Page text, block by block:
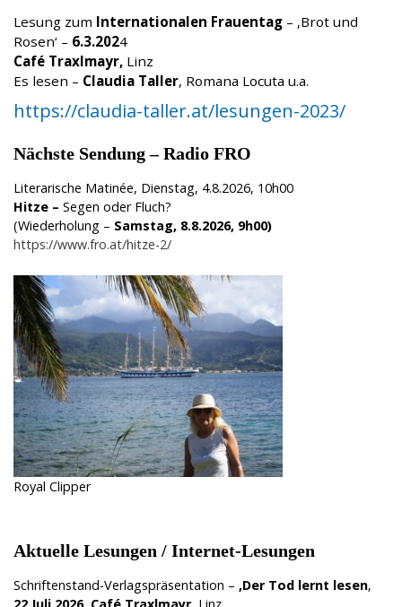
Lesung zum Internationalen Frauentag – ‚Brot und
Rosen‘ – 6.3.2024
Café Traxlmayr, Linz
Es lesen – Claudia Taller, Romana Locuta u.a.
https://claudia-taller.at/lesungen-2023/
Nächste Sendung – Radio FRO
Literarische Matinée, Dienstag, 4.8.2026, 10h00
Hitze – Segen oder Fluch?
(Wiederholung – Samstag, 8.8.2026, 9h00)
https://www.fro.at/hitze-2/
Royal Clipper
Aktuelle Lesungen / Internet-Lesungen
Schriftenstand-Verlagspräsentation – ‚Der Tod lernt lesen‚